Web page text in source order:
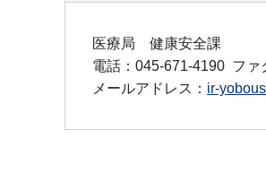
医療局 健康安全課
電話：045-671-4190 ファ
メールアドレス： ir-